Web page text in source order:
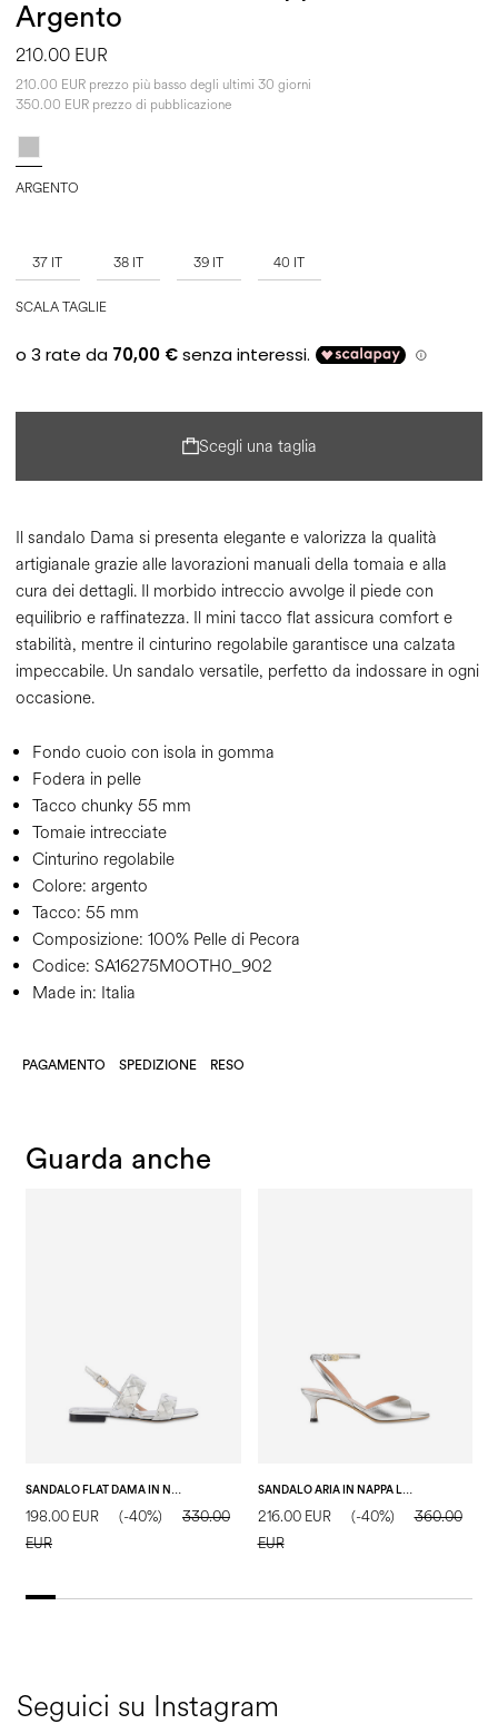
Argento
210.00 EUR
210.00 EUR prezzo più basso degli ultimi 30 giorni
350.00 EUR prezzo di pubblicazione
ARGENTO
37 IT 38 IT 39 IT 40 IT
SCALA TAGLIE
Scegli una taglia
Il sandalo Dama si presenta elegante e valorizza la qualità
artigianale grazie alle lavorazioni manuali della tomaia e alla
cura dei dettagli. Il morbido intreccio avvolge il piede con
equilibrio e raffinatezza. Il mini tacco flat assicura comfort e
stabilità, mentre il cinturino regolabile garantisce una calzata
impeccabile. Un sandalo versatile, perfetto da indossare in ogni
occasione.
Fondo cuoio con isola in gomma
Fodera in pelle
Tacco chunky 55 mm
Tomaie intrecciate
Cinturino regolabile
Colore: argento
Tacco: 55 mm
Composizione: 100% Pelle di Pecora
Codice: SA16275M0OTH0_902
Made in: Italia
PAGAMENTO SPEDIZIONE RESO
Guarda anche
SANDALO FLAT DAMA IN NAPPA LAMINATA ARGENTO
198.00 EUR (-40%)
330.00
EUR
SANDALO ARIA IN NAPPA LAMINATA ARGENTO
216.00 EUR (-40%)
360.00
EUR
Seguici su Instagram